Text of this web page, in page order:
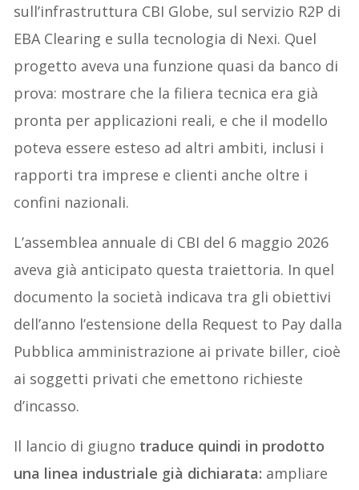
sull’infrastruttura CBI Globe, sul servizio R2P di
EBA Clearing e sulla tecnologia di Nexi. Quel
progetto aveva una funzione quasi da banco di
prova: mostrare che la filiera tecnica era già
pronta per applicazioni reali, e che il modello
poteva essere esteso ad altri ambiti, inclusi i
rapporti tra imprese e clienti anche oltre i
confini nazionali.
L’assemblea annuale di CBI del 6 maggio 2026
aveva già anticipato questa traiettoria. In quel
documento la società indicava tra gli obiettivi
dell’anno l’estensione della Request to Pay dalla
Pubblica amministrazione ai private biller, cioè
ai soggetti privati che emettono richieste
d’incasso.
Il lancio di giugno traduce quindi in prodotto
una linea industriale già dichiarata: ampliare